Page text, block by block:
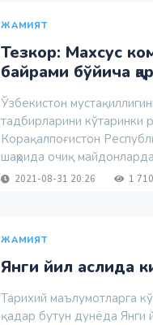
ЖАМИЯТ
Тезкор: Махсус
байрами бўйича
Ўзбекистон
тадбирларини кўтаринки
Корақалпоғистон
шаҳрида очиқ
2021-08-31 20:26 1 710
ЖАМИЯТ
Янги йил аслида
Тарихий маълумотларга
қадар бутун дунёда Янги